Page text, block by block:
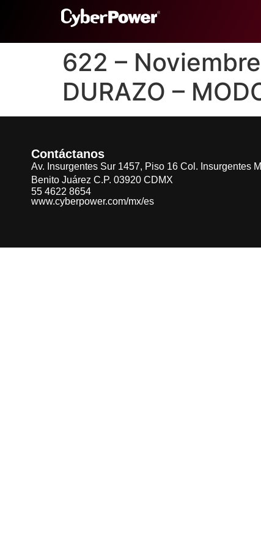
622 –
DURAZO –
Contáctanos
Av. Insurgentes Sur 1457, Piso 16 Col. Insurgentes
Benito Juárez C.P. 03920 CDMX
55 4622 8654
www.cyberpower.com/mx/es